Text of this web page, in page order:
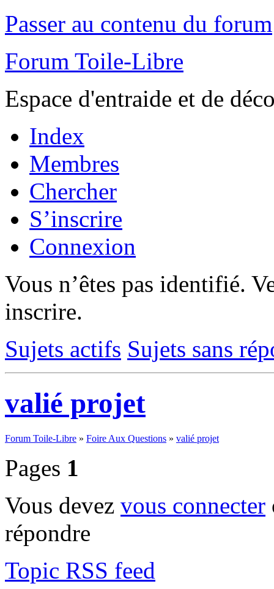
Passer au contenu du forum
Forum Toile-Libre
Espace d'entraide et de
Index
Membres
Chercher
S’inscrire
Connexion
Vous n’êtes pas identifié.
inscrire.
Sujets actifs Sujets sans
valié projet
Forum Toile-Libre » Foire Aux Questions » valié projet
Pages 1
Vous devez vous connecter
répondre
Topic RSS feed